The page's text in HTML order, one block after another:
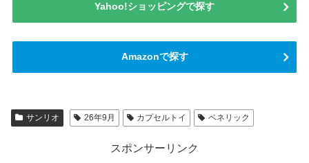
Yahoo!ショッピングで探す
Amazonで探す
サンリオ 26年9月 カプセルトイ ベネリック
スポンサーリンク